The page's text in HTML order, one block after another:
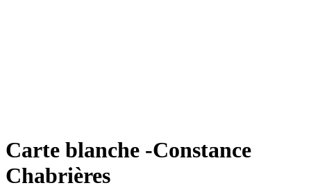
Carte blanche -Constance
Chabrières